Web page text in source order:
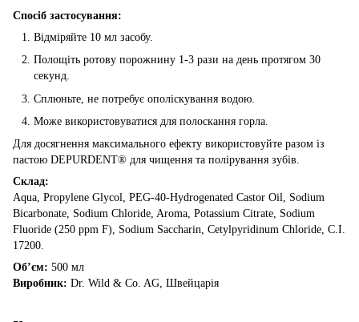
Спосіб застосування:
Відміряйте 10 мл засобу.
Полощіть ротову порожнину 1-3 рази на день протягом 30
секунд.
Сплюньте, не потребує ополіскування водою.
Може використовуватися для полоскання горла.
Для досягнення максимального ефекту використовуйте разом із
пастою DEPURDENT® для чищення та полірування зубів.
Склад:
Aqua, Propylene Glycol, PEG-40-Hydrogenated Castor Oil, Sodium
Bicarbonate, Sodium Chloride, Aroma, Potassium Citrate, Sodium
Fluoride (250 ppm F), Sodium Saccharin, Cetylpyridinum Chloride, C.I.
17200.
Об’єм: 500 мл
Виробник: Dr. Wild & Co. AG, Швейцарія